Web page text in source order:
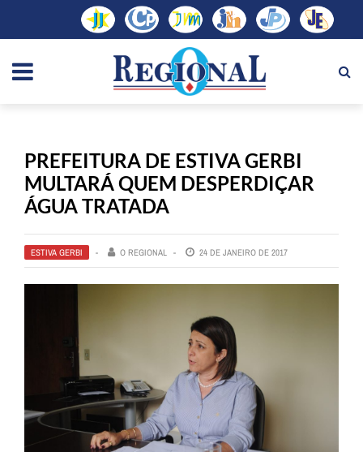
PREFEITURA DE ESTIVA GERBI
MULTARÁ QUEM DESPERDIÇAR
ÁGUA TRATADA
ESTIVA GERBI O REGIONAL 24 DE JANEIRO DE 2017